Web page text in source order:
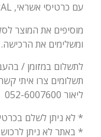
עם כרטיסי אשראי, BIT, PAY PAL.
מוסיפים את המוצר
ומשלימים את הרכישה.
תשלומים צרו איתי
ליאור 052-6007600
* לא ניתן לשלם
* באתר לא ניתן